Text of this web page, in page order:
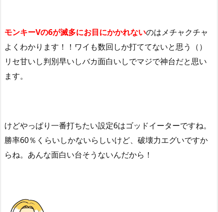
モンキーVの6が滅多にお目にかかれないのはメチャクチャ
よくわかります！！ワイも数回しか打ててないと思う（）
リセ甘いし判別早いしバカ面白いしでマジで神台だと思い
ます。
けどやっぱり一番打ちたい設定6はゴッドイーターですね。
勝率60％くらいしかないらしいけど、破壊力エグいですか
らね。あんな面白い台そうないんだから！